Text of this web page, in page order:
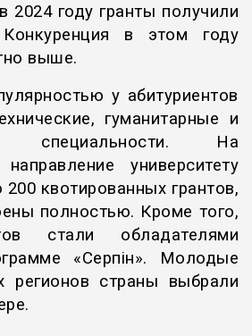
2024 году гранты получили
в этом году
выше.
у абитуриентов
гуманитарные и
специальности. На
направление университету
квотированных грантов,
полностью. Кроме того,
стали обладателями
«Серпін». Молодые
страны выбрали